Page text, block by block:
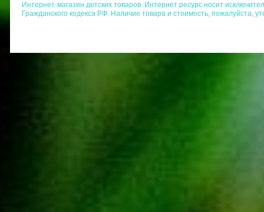
Интернет-магазин детских товаров. Интернет ресурс носит
Гражданского кодекса РФ. Наличие товара и стоимость, пожалуйста,